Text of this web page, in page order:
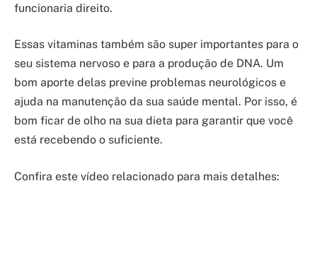
funcionaria direito.
Essas vitaminas também são super importantes para o
seu sistema nervoso e para a produção de DNA. Um
bom aporte delas previne problemas neurológicos e
ajuda na manutenção da sua saúde mental. Por isso, é
bom ficar de olho na sua dieta para garantir que você
está recebendo o suficiente.
Confira este vídeo relacionado para mais detalhes: